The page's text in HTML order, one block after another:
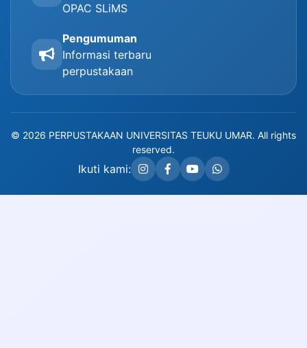
OPAC SLiMS
Pengumuman
Informasi terbaru
perpustakaan
© 2026 PERPUSTAKAAN UNIVERSITAS TEUKU UMAR. All rights
reserved.
Ikuti kami: